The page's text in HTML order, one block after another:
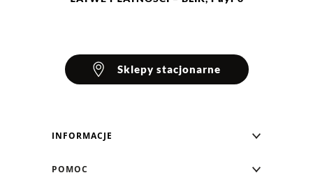
Sklepy stacjonarne
INFORMACJE
POMOC